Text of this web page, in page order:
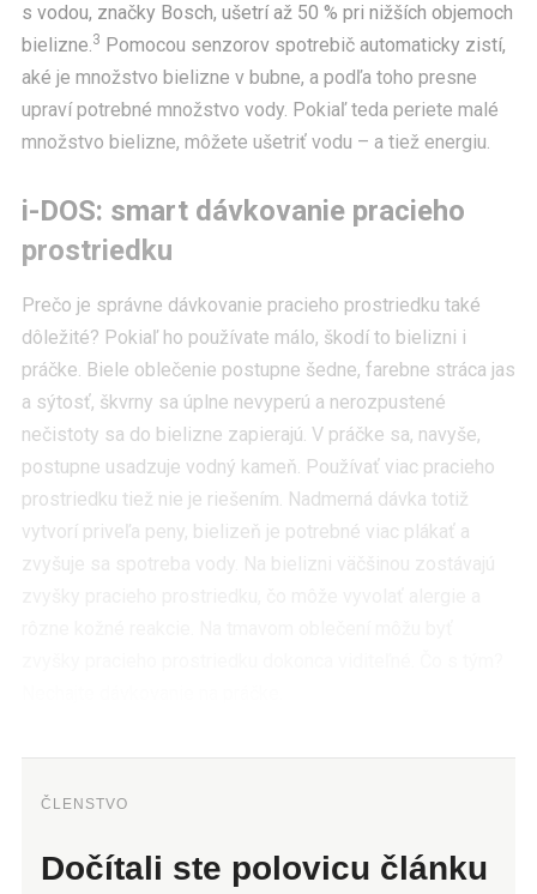
s vodou, značky Bosch, ušetrí až 50 % pri nižších objemoch
bielizne.3 Pomocou senzorov spotrebič automaticky zistí,
aké je množstvo bielizne v bubne, a podľa toho presne
upraví potrebné množstvo vody. Pokiaľ teda periete malé
množstvo bielizne, môžete ušetriť vodu – a tiež energiu.
i-DOS: smart dávkovanie pracieho
prostriedku
Prečo je správne dávkovanie pracieho prostriedku také
dôležité? Pokiaľ ho používate málo, škodí to bielizni i
práčke. Biele oblečenie postupne šedne, farebne stráca jas
a sýtosť, škvrny sa úplne nevyperú a nerozpustené
nečistoty sa do bielizne zapierajú. V práčke sa, navyše,
postupne usadzuje vodný kameň. Používať viac pracieho
prostriedku tiež nie je riešením. Nadmerná dávka totiž
vytvorí priveľa peny, bielizeň je potrebné viac plákať a
zvyšuje sa spotreba vody. Na bielizni väčšinou zostávajú
ČLENSTVO
Dočítali ste polovicu článku